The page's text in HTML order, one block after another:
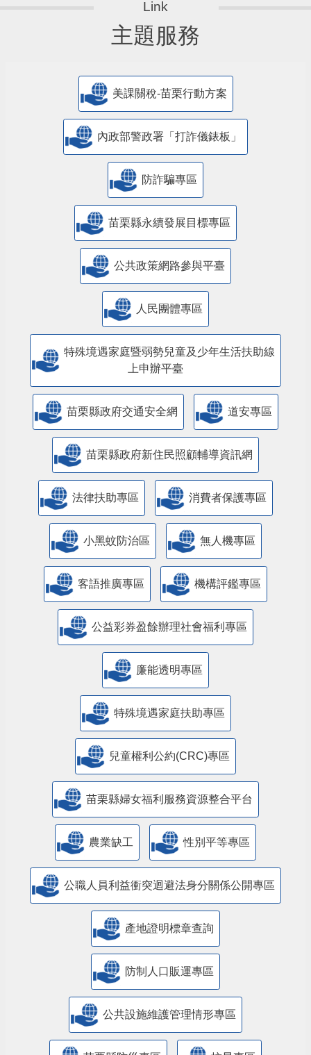
主題服務
美課關稅-苗栗行動方案
內政部警政署「打詐儀錶板」
防詐騙專區
苗栗縣永續發展目標專區
公共政策網路參與平臺
人民團體專區
特殊境遇家庭暨弱勢兒童及少年生活扶助線
上申辦平臺
苗栗縣政府交通安全網 道安專區
苗栗縣政府新住民照顧輔導資訊網
法律扶助專區 消費者保護專區
小黑蚊防治區 無人機專區
客語推廣專區 機構評鑑專區
公益彩券盈餘辦理社會福利專區
廉能透明專區
特殊境遇家庭扶助專區
兒童權利公約(CRC)專區
苗栗縣婦女福利服務資源整合平台
農業缺工 性別平等專區
公職人員利益衝突迴避法身分關係公開專區
產地證明標章查詢
防制人口販運專區
​公共設施維護管理情形專區